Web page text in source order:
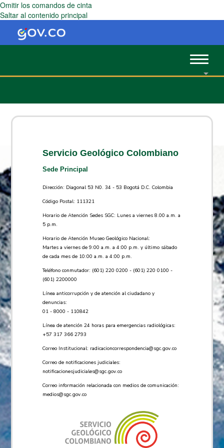
Omitir los comandos de cinta
Saltar al contenido principal
Toggle
Servicio Geológico Colombiano
Sede Principal
Dirección: Diagonal 53 N0. 34 - 53 Bogotá D.C. Colombia
Código Postal: 111321
Horario de Atención Sedes SGC: Lunes a viernes 8.00 a.m. a
5 p.m.
Horario de Atención Museo Geológico Nacional:
Martes a viernes de 9:00 a.m. a 4:00 p.m. y último sábado
de cada mes de 10:00 a.m. a 4:00 p.m.
Teléfono conmutador: (601) 220 0200 - (601) 220 0100 -
(601) 2200000
Línea anticorrupción y de atención al ciudadano y
denuncias:
01 - 8000 - 110842
Línea de atención 24 horas para emergencias radiológicas:
+57 ​317 366 2793
Correo Institucional: radicacioncorrespondencia@sgc.gov.co
Correo de notificaciones judiciales:
notificacionesjudiciales@sgc.gov.co
Correo información relacionada con medios de comunicación:
medios@sgc.gov.co